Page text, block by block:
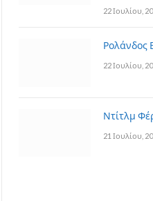
22 Ιουλίου,
Ρολάνδος
22 Ιουλίου,
Ντίτλμ
21 Ιουλίου,